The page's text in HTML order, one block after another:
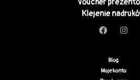
Klejenie
Blog
Moje konto